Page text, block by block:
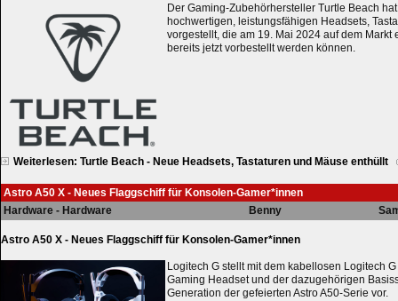
Der Gaming-Zubehörhersteller Turtle Beach
hochwertigen, leistungsfähigen Headsets,
vorgestellt, die am 19. Mai 2024 auf dem Markt
bereits jetzt vorbestellt werden können.
Weiterlesen: Turtle Beach - Neue Headsets, Tastaturen und Mäuse enthüllt
Astro A50 X - Neues Flaggschiff für Konsolen-Gamer*innen
Hardware - Hardware
Benny
Astro A50 X - Neues Flaggschiff für Konsolen-Gamer*innen
Logitech G stellt mit dem kabellosen Logitech
Gaming Headset und der dazugehörigen
Generation der gefeierten Astro A50-Serie vor.